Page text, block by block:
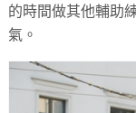
的時間做其他輔助
氣。